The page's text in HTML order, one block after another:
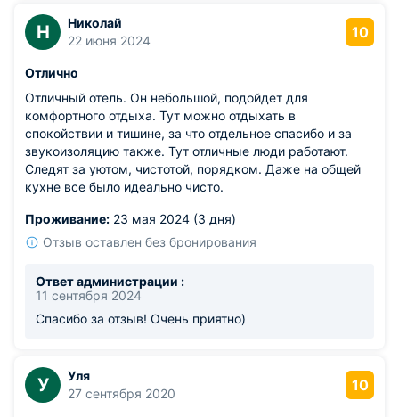
Н
Николай
22 июня 2024
10
Отлично
Отличный отель. Он небольшой, подойдет для
комфортного отдыха. Тут можно отдыхать в
спокойствии и тишине, за что отдельное спасибо и за
звукоизоляцию также. Тут отличные люди работают.
Следят за уютом, чистотой, порядком. Даже на общей
кухне все было идеально чисто.
Проживание: 23 мая 2024 (3 дня)
Отзыв оставлен без бронирования
Ответ администрации :
11 сентября 2024
Спасибо за отзыв! Очень приятно)
У
Уля
27 сентября 2020
10